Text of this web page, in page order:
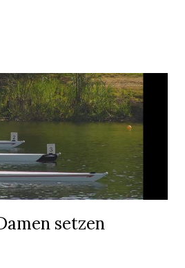
setzen